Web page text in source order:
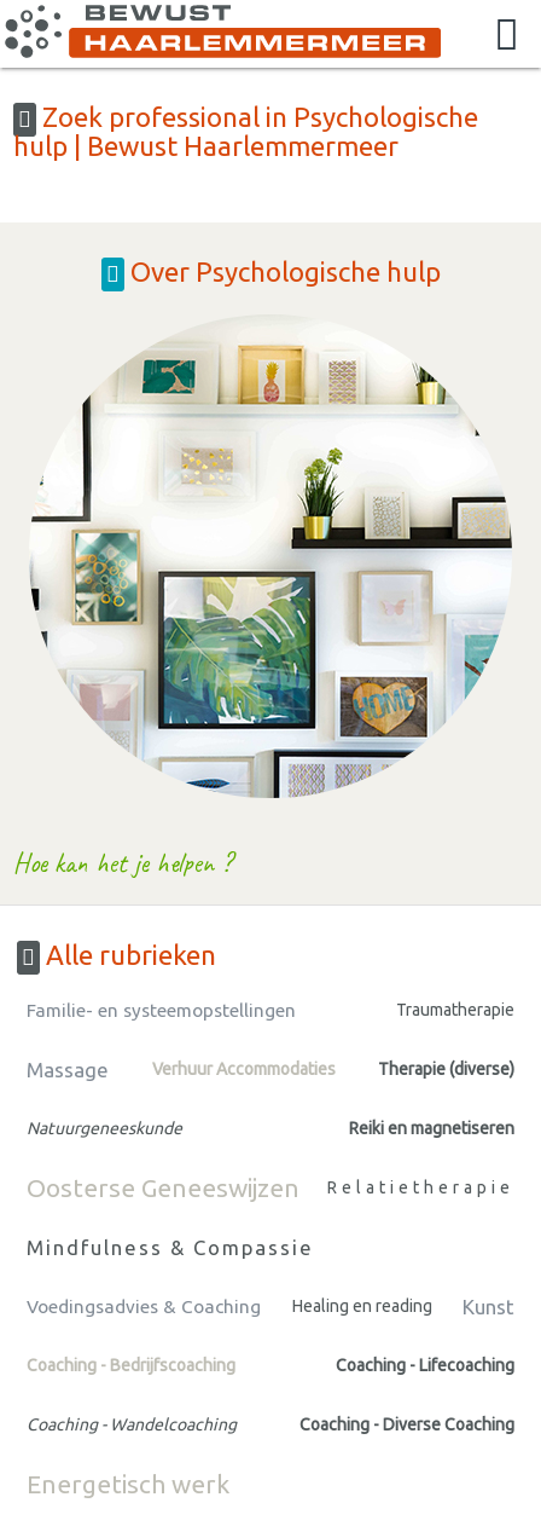
Zoek professional in Psychologische
hulp | Bewust Haarlemmermeer
Over Psychologische hulp
Hoe kan het je helpen ?
Alle rubrieken
Familie- en systeemopstellingen Traumatherapie
Massage Verhuur Accommodaties Therapie (diverse)
Natuurgeneeskunde Reiki en magnetiseren
Oosterse Geneeswijzen Relatietherapie
Mindfulness & Compassie
Voedingsadvies & Coaching Healing en reading Kunst
Coaching - Bedrijfscoaching Coaching - Lifecoaching
Coaching - Wandelcoaching Coaching - Diverse Coaching
Energetisch werk